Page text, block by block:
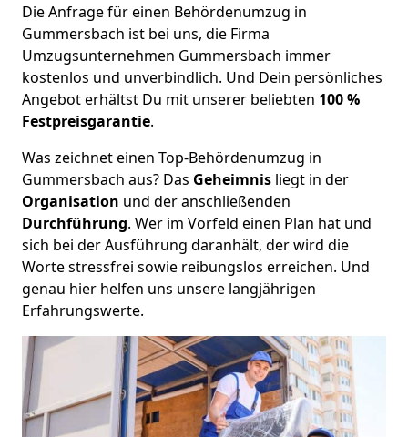
Die Anfrage für einen Behördenumzug in
Gummersbach ist bei uns, die Firma
Umzugsunternehmen Gummersbach immer
kostenlos und unverbindlich. Und Dein persönliches
Angebot erhältst Du mit unserer beliebten 100 %
Festpreisgarantie.
Was zeichnet einen Top-Behördenumzug in
Gummersbach aus? Das Geheimnis liegt in der
Organisation und der anschließenden
Durchführung. Wer im Vorfeld einen Plan hat und
sich bei der Ausführung daranhält, der wird die
Worte stressfrei sowie reibungslos erreichen. Und
genau hier helfen uns unsere langjährigen
Erfahrungswerte.